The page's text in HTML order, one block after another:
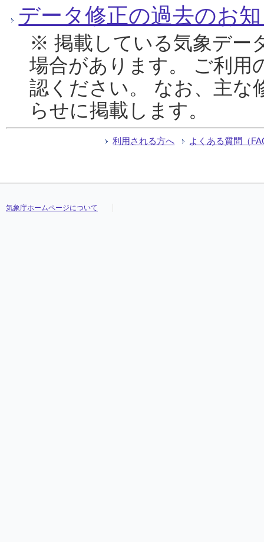
データ修正の過去のお
※ 掲載している気象デー
場合があります。 ご利用
認ください。 なお、主な
らせに掲載します。
利用される方へ よくある質問（
気象庁ホームページについて